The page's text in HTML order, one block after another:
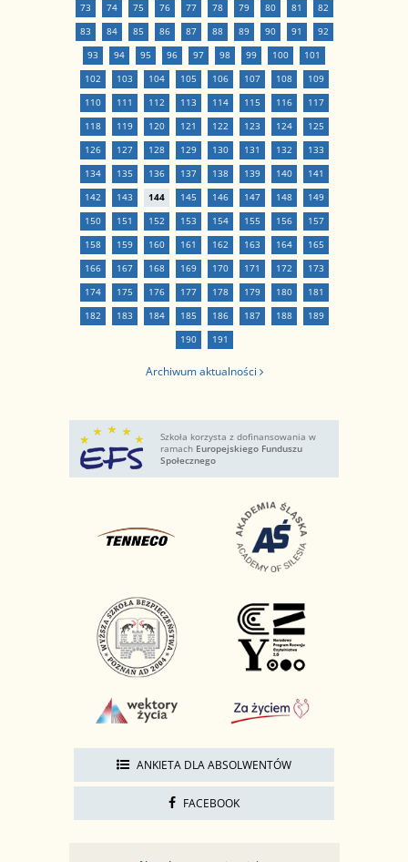
73
74 75 76 77 78 79 80 81
82
83
84 85 86 87 88 89 90 91
92
93
94 95 96 97 98 99 100
101
102
103 104 105 106 107 108
109
110
111 112 113 114 115 116
117
118
119 120 121 122 123 124
125
126
127 128 129 130 131 132
133
134
135 136 137 138 139 140
141
142
143 144 145 146 147 148
149
150
151 152 153 154 155 156
157
158
159 160 161 162 163 164
165
166
167 168 169 170 171 172
173
174
175 176 177 178 179 180
181
182
183 184 185 186 187 188
189
190
191
Archiwum aktualności
Szkoła korzysta z dofinansowania w
ramach Europejskiego Funduszu
Społecznego
ANKIETA DLA ABSOLWENTÓW
FACEBOOK